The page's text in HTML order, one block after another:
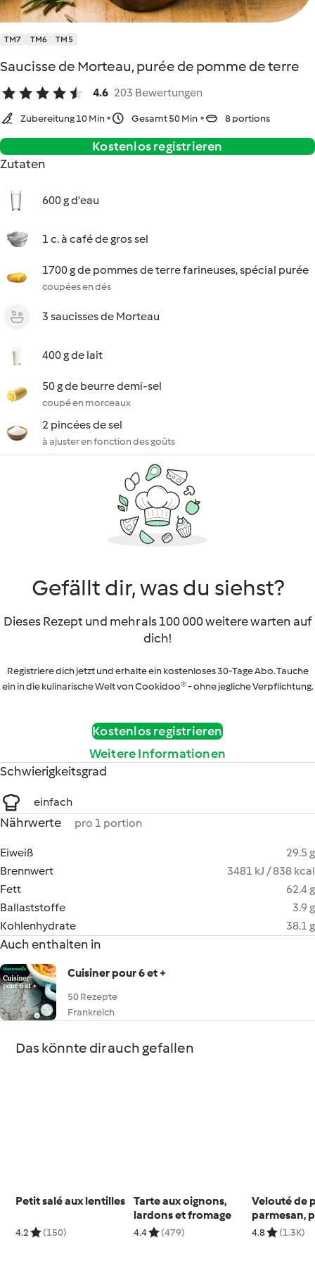
TM7 TM6 TM5
Saucisse de Morteau, purée de pomme de terre
4.6 203 Bewertungen
Zubereitung 10 Min Gesamt 50 Min 8 portions
Kostenlos registrieren
Zutaten
600 g d'eau
1 c. à café de gros sel
1700 g de pommes de terre farineuses, spécial purée
coupées en dés
3 saucisses de Morteau
400 g de lait
50 g de beurre demi-sel
coupé en morceaux
2 pincées de sel
à ajuster en fonction des goûts
Gefällt dir, was du siehst?
Dieses Rezept und mehr als 100 000 weitere warten auf
dich!
Registriere dich jetzt und erhalte ein kostenloses 30-Tage Abo. Tauche
ein in die kulinarische Welt von Cookidoo® - ohne jegliche Verpflichtung.
Kostenlos registrieren
Weitere Informationen
Schwierigkeitsgrad
einfach
Nährwerte pro 1 portion
Eiweiß
29.5 g
Brennwert
3481 kJ / 838 kcal
Fett
62.4 g
Ballaststoffe
3.9 g
Kohlenhydrate
38.1 g
Auch enthalten in
Cuisiner pour 6 et +
50 Rezepte
Frankreich
Das könnte dir auch gefallen
Petit salé aux lentilles
4.2 (150)
Tarte aux oignons,
lardons et fromage
4.4 (479)
Velouté de
parmesan,
bardé au
4.8 (1.3K)